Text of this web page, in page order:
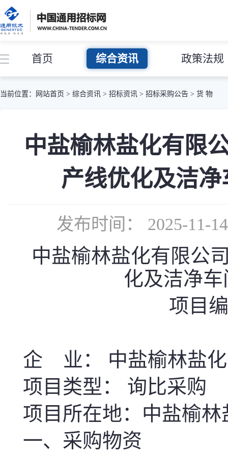
首页 综合资讯 政策法规
当前位置： 网站首页 > 综合资讯 > 招标资讯 > 招标采购公告 > 货 物
中盐榆林盐化有限
产线优化及洁
发布时间： 2025-11-
中盐榆林盐化有限公
化及洁净
项目
企 业： 中盐榆林盐
项目类型： 询比采购
项目所在地：中盐榆
一、采购物资